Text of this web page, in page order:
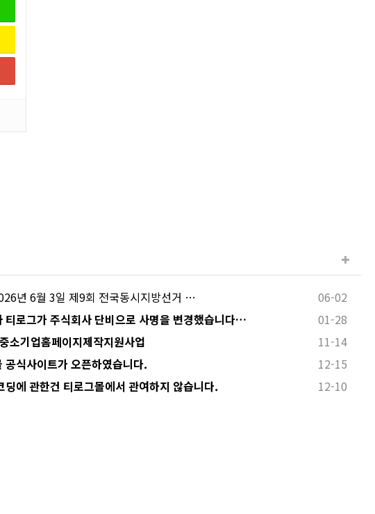
년 6월 3일 제9회 전국동시지방선거 … 06-02
티로그가 주식회사 단비으로 사명을 변경했습니다… 01-28
소기업홈페이지제작지원사업 11-14
공식사이트가 오픈하였습니다. 12-15
딩에 관한건 티로그몰에서 관여하지 않습니다. 12-10